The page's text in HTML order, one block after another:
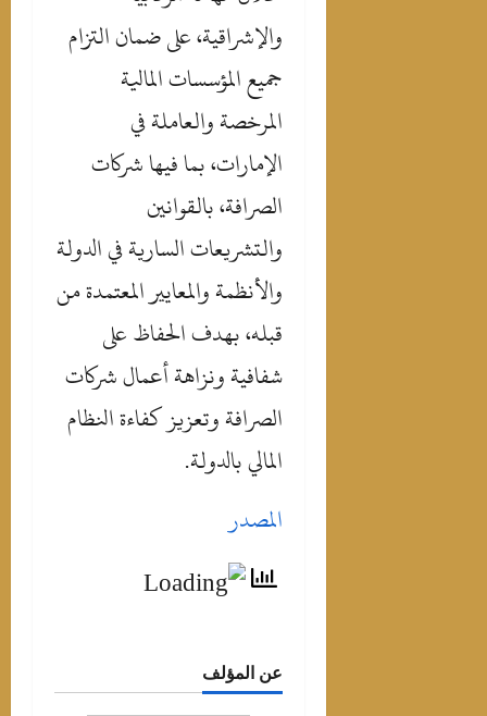
والإشراقية، على ضمان التزام
جميع المؤسسات المالية
المرخصة والعاملة في
الإمارات، بما فيها شركات
الصرافة، بالقوانين
والتشريعات السارية في الدولة
والأنظمة والمعايير المعتمدة من
قبله، بهدف الحفاظ على
شفافية ونزاهة أعمال شركات
الصرافة وتعزيز كفاءة النظام
المالي بالدولة.
المصدر
عن المؤلف